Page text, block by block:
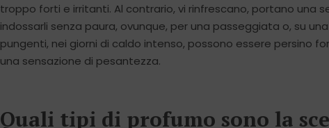
troppo forti e irritanti. Al contrario, vi rinfrescano, portano una
indossarli senza paura, ovunque, per una passeggiata o, su
pungenti, nei giorni di caldo intenso, possono essere persino
una sensazione di pesantezza.
Quali tipi di profumo sono la